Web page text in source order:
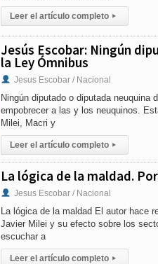
Leer el artículo completo ▸
Jesús Escobar: Ningún
la Ley Ómnibus
Jesus Escobar / Nacional
Ningún diputado o diputada neuquina
empobrecer a las y los neuquinos.
Milei, Macri y
Leer el artículo completo ▸
La lógica de la maldad.
Jesus Escobar / Nacional
La lógica de la maldad El autor hace
Javier Milei y su efecto sobre los
escuchar a
Leer el artículo completo ▸